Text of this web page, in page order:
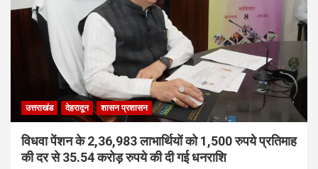
उत्तराखंड देहरादून शासन प्रशासन
विधवा पेंशन के 2,36,983 लाभार्थियों को 1,500 रुपये प्रतिमाह
की दर से 35.54 करोड़ रुपये की दी गई धनराशि